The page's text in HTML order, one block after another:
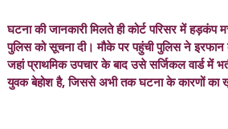
घटना की जानकारी मिलते ही कोर्ट परिसर में हड़कंप
पुलिस को सूचना दी। मौके पर पहुंची पुलिस ने
जहां प्राथमिक उपचार के बाद उसे सर्जिकल वार्ड में
युवक बेहोश है, जिससे अभी तक घटना के कारणों का